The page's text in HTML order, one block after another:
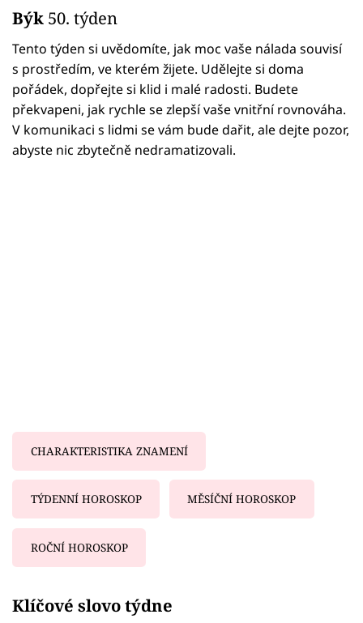
Seriály
Horoskopy
Sledujte prima+
Filmový festival Karlovy Vary
Býk 50. týden
Tento týden si uvědomíte, jak moc vaše nálada souvisí
s prostředím, ve kterém žijete. Udělejte si doma
pořádek, dopřejte si klid i malé radosti. Budete
překvapeni, jak rychle se zlepší vaše vnitřní rovnováha.
V komunikaci s lidmi se vám bude dařit, ale dejte pozor,
abyste nic zbytečně nedramatizovali.
CHARAKTERISTIKA ZNAMENÍ
TÝDENNÍ HOROSKOP MĚSÍČNÍ HOROSKOP
ROČNÍ HOROSKOP
Klíčové slovo týdne